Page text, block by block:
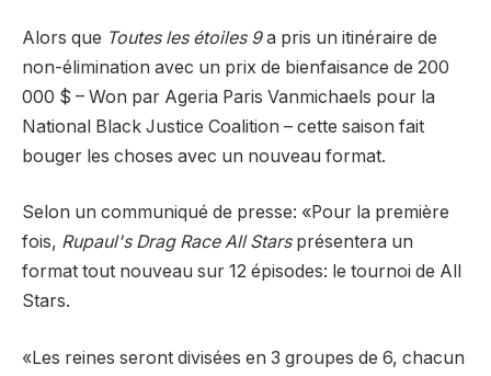
Alors que Toutes les étoiles 9a pris un itinéraire de
non-élimination avec un prix de bienfaisance de 200
000 $ – Won par Ageria Paris Vanmichaels pour la
National Black Justice Coalition – cette saison fait
bouger les choses avec un nouveau format.
Selon un communiqué de presse: «Pour la première
fois, Rupaul's Drag Race All Starsprésentera un
format tout nouveau sur 12 épisodes: le tournoi de All
Stars.
«Les reines seront divisées en 3 groupes de 6, chacun